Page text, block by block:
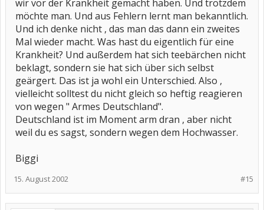
wir vor der Krankheit gemacht haben. Und trotzdem
möchte man. Und aus Fehlern lernt man bekanntlich.
Und ich denke nicht , das man das dann ein zweites
Mal wieder macht. Was hast du eigentlich für eine
Krankheit? Und außerdem hat sich teebärchen nicht
beklagt, sondern sie hat sich über sich selbst
geärgert. Das ist ja wohl ein Unterschied. Also ,
vielleicht solltest du nicht gleich so heftig reagieren
von wegen " Armes Deutschland".
Deutschland ist im Moment arm dran , aber nicht
weil du es sagst, sondern wegen dem Hochwasser.
Biggi
#15
15. August 2002